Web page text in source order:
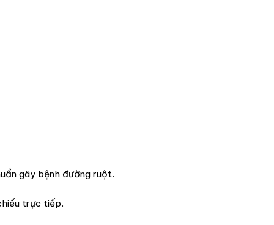
gây bệnh đường ruột.
trực tiếp.